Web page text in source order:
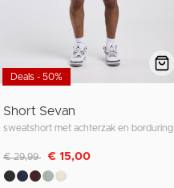
Deals - 50%
Short Sevan
sweatshort met achterzak en borduring
Afgeprijsd van
€ 29,99 naar
€ 15,00